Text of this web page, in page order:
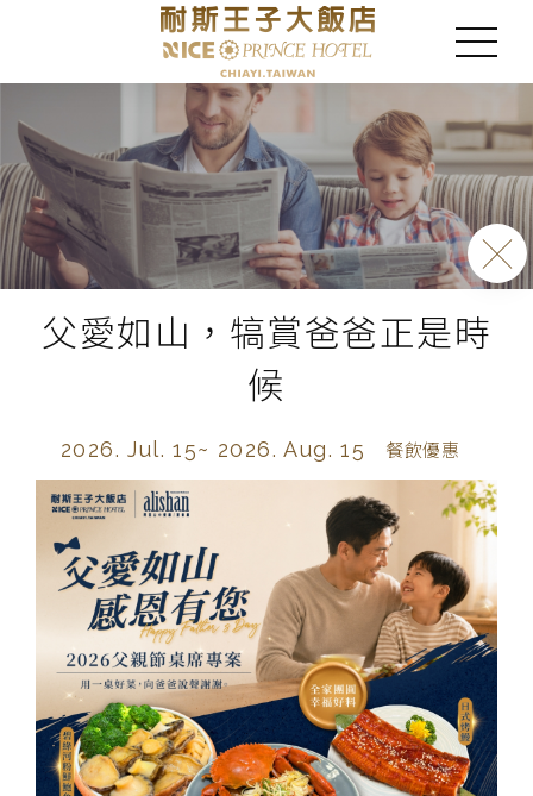
父愛如山，犒賞爸爸正是時
候
2026. Jul. 15~ 2026. Aug. 15 餐飲優惠